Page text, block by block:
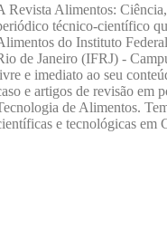
Revista Alimentos:
técnico-científico
do Instituto
de Janeiro (IFRJ) -
e imediato ao seu
e artigos de revisão em
de Alimentos.
e tecnológicas em